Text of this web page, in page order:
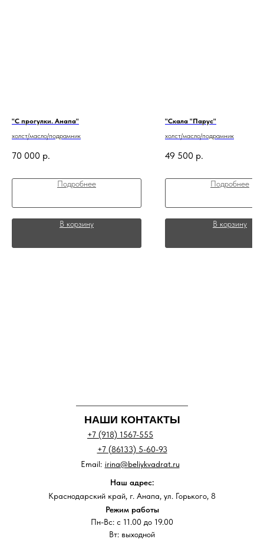
"С прогулки. Анапа"
холст/масло/подрамник
70 000 р.
Подробнее
В корзину
"Скала "Парус"
холст/масло/подрамник
49 500 р.
Подробнее
В корзину
НАШИ КОНТАКТЫ
+7 (918) 1567-555
+7 (86133) 5-60-93
Наш адрес:
Краснодарский край, г. Анапа, ул. Горького, 8
Режим работы
Пн-Вс: с 11.00 до 19.00
Вт: выходной
irina@beliykvadrat.ru
Email: